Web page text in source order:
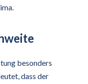
besonders
dass der